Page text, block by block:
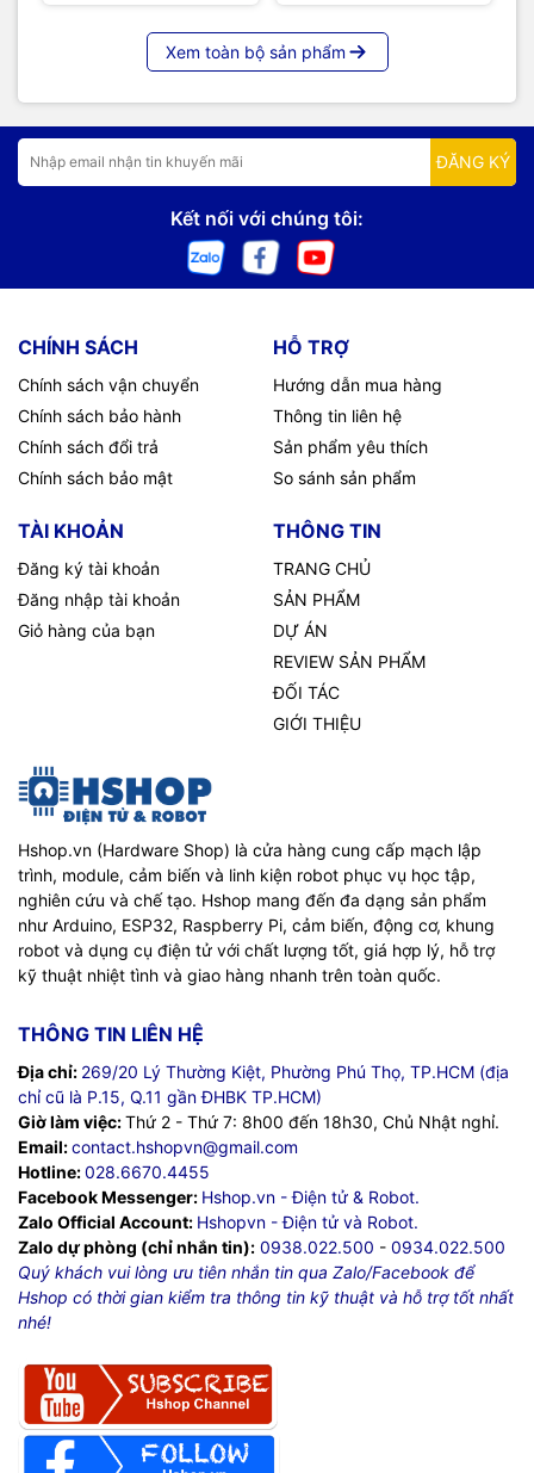
Xem toàn bộ sản phẩm
ĐĂNG KÝ
Kết nối với chúng tôi:
CHÍNH SÁCH
Chính sách vận chuyển
Chính sách bảo hành
Chính sách đổi trả
Chính sách bảo mật
HỖ TRỢ
Hướng dẫn mua hàng
Thông tin liên hệ
Sản phẩm yêu thích
So sánh sản phẩm
TÀI KHOẢN
Đăng ký tài khoản
Đăng nhập tài khoản
Giỏ hàng của bạn
THÔNG TIN
TRANG CHỦ
SẢN PHẨM
DỰ ÁN
REVIEW SẢN PHẨM
ĐỐI TÁC
GIỚI THIỆU
Hshop.vn (Hardware Shop) là cửa hàng cung cấp mạch lập
trình, module, cảm biến và linh kiện robot phục vụ học tập,
nghiên cứu và chế tạo. Hshop mang đến đa dạng sản phẩm
như Arduino, ESP32, Raspberry Pi, cảm biến, động cơ, khung
robot và dụng cụ điện tử với chất lượng tốt, giá hợp lý, hỗ trợ
kỹ thuật nhiệt tình và giao hàng nhanh trên toàn quốc.
THÔNG TIN LIÊN HỆ
Địa chỉ: 269/20 Lý Thường Kiệt, Phường Phú Thọ, TP.HCM (địa
chỉ cũ là P.15, Q.11 gần ĐHBK TP.HCM)
Giờ làm việc:Thứ 2 - Thứ 7: 8h00 đến 18h30, Chủ Nhật nghỉ.
Email:contact.hshopvn@gmail.com
Hotline:028.6670.4455
Facebook Messenger: Hshop.vn - Điện tử & Robot.
Zalo Official Account: Hshopvn - Điện tử và Robot.
Zalo dự phòng (chỉ nhắn tin): 0938.022.500 - 0934.022.500
Quý khách vui lòng ưu tiên nhắn tin qua Zalo/Facebook để
Hshop có thời gian kiểm tra thông tin kỹ thuật và hỗ trợ tốt nhất
nhé!